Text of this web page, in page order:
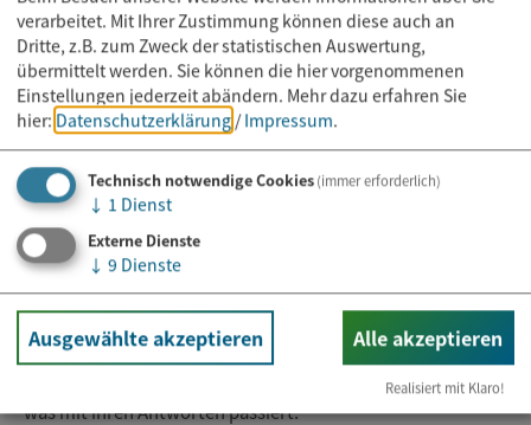
DerMikrozensusfindet im Unterschied zum Zensus
jährlich statt. Mit einem Prozent der Bevölkerung
werden deutlich weniger Personen befragt. Im
Mittelpunkt stehen hier Daten zur wirtschaftlichen und
sozialen Lage der Bevölkerung sowie deren Entwicklung.
Auskunftspflicht besteht für beide Erhebungen.
Weitere Informationen:
Ausführliche Informationen zum Mikrozensus finden Sie
unter:
Statistik Bayern
Zusätzlich informierenErklärvideos über den Mikrozensus,
warum er durchgeführt wird, wie die Haushalte zufällig
ausgewählt werden, warum sie mitmachen müssen und
was mit ihren Antworten passiert.
verarbeitet. Mit Ihrer Zustimmung können diese auch an
Dritte, z.B. zum Zweck der statistischen Auswertung,
übermittelt werden. Sie können die hier vorgenommenen
Einstellungen jederzeit abändern. Mehr dazu erfahren Sie
hier: Datenschutzerklärung / Impressum.
Technisch notwendige Cookies(immer erforderlich)
↓ 1 Dienst
Externe Dienste
↓ 9 Dienste
Ausgewählte akzeptieren Alle akzeptieren
Realisiert mit Klaro!